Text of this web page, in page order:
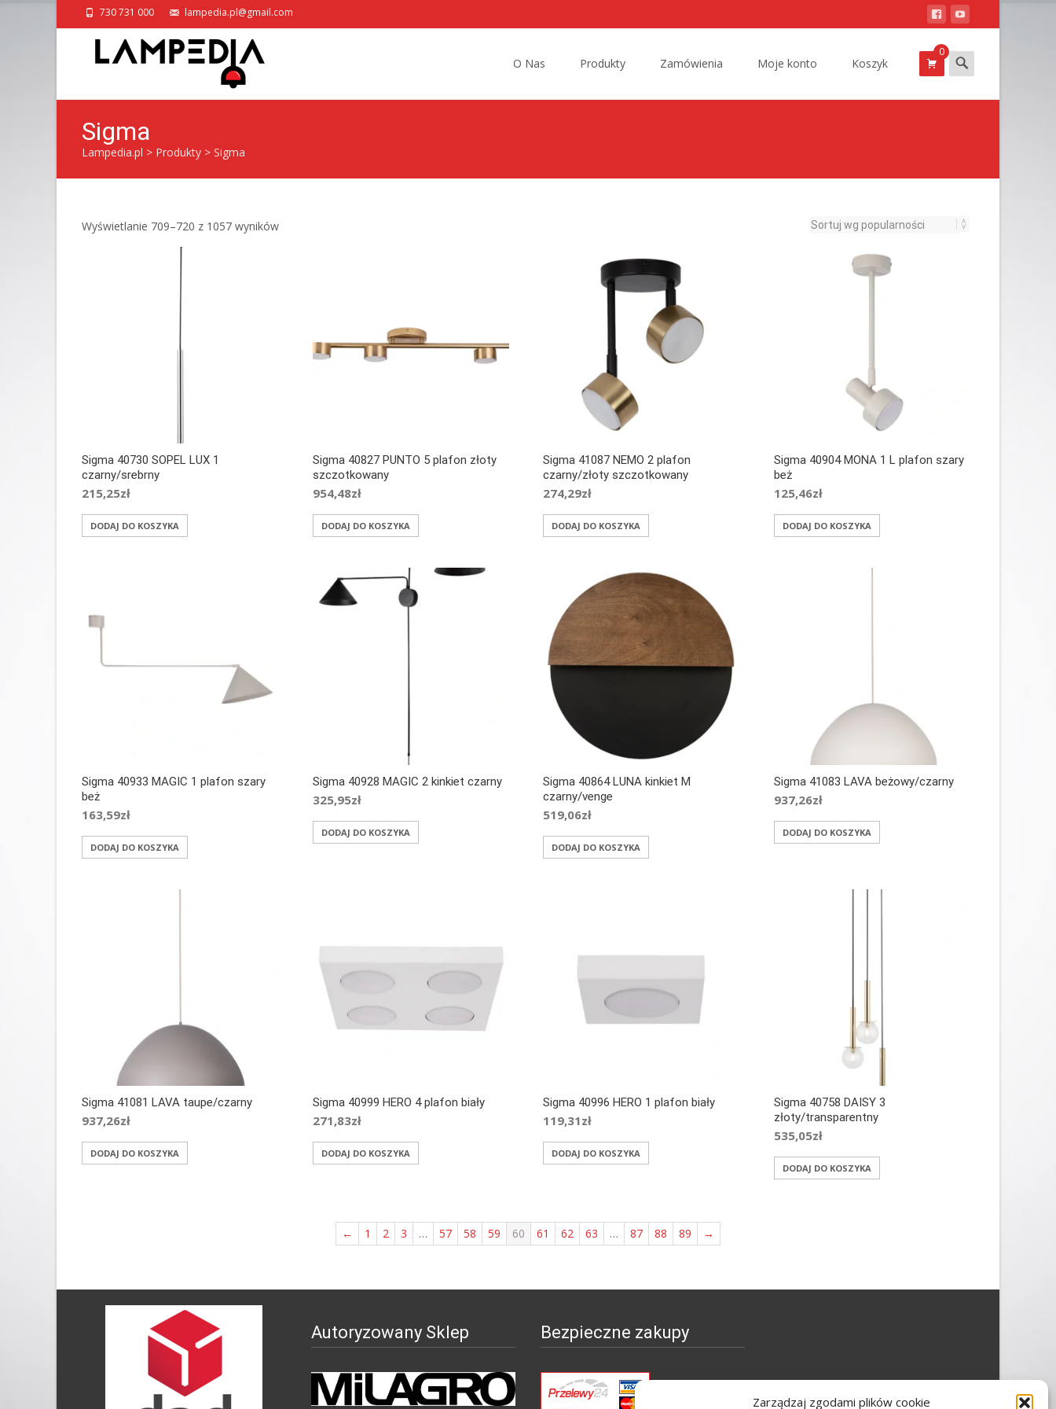
Zarządzaj zgodami plików cookie
730 731 000 lampedia.pl@gmail.com
O Nas Produkty Zamówienia Moje konto Koszyk
0 Szukam
Sigma
Lampedia.pl > Produkty > Sigma
Wyświetlanie 709–720 z 1057 wynikówPosortowane
Sigma 40730 SOPEL LUX 1
czarny/srebrny
215,25zł
DODAJ DO KOSZYKA
Sigma 40827 PUNTO 5 plafon złoty
szczotkowany
954,48zł
DODAJ DO KOSZYKA
Sigma 41087 NEMO 2 plafon
czarny/złoty szczotkowany
274,29zł
DODAJ DO KOSZYKA
Sigma 40904 MONA 1 L plafon szary
beż
125,46zł
DODAJ DO KOSZYKA
Sigma 40933 MAGIC 1 plafon szary
beż
163,59zł
DODAJ DO KOSZYKA
Sigma 40928 MAGIC 2 kinkiet czarny
325,95zł
DODAJ DO KOSZYKA
Sigma 40864 LUNA kinkiet M
czarny/venge
519,06zł
DODAJ DO KOSZYKA
Sigma 41083 LAVA beżowy/czarny
937,26zł
DODAJ DO KOSZYKA
Sigma 41081 LAVA taupe/czarny
937,26zł
DODAJ DO KOSZYKA
Sigma 40999 HERO 4 plafon biały
271,83zł
DODAJ DO KOSZYKA
Sigma 40996 HERO 1 plafon biały
119,31zł
DODAJ DO KOSZYKA
Sigma 40758 DAISY 3
złoty/transparentny
535,05zł
DODAJ DO KOSZYKA
← 1 2 3 … 57 58 59 60 61 62 63 … 87 88 89 →
Autoryzowany Sklep Bezpieczne zakupy